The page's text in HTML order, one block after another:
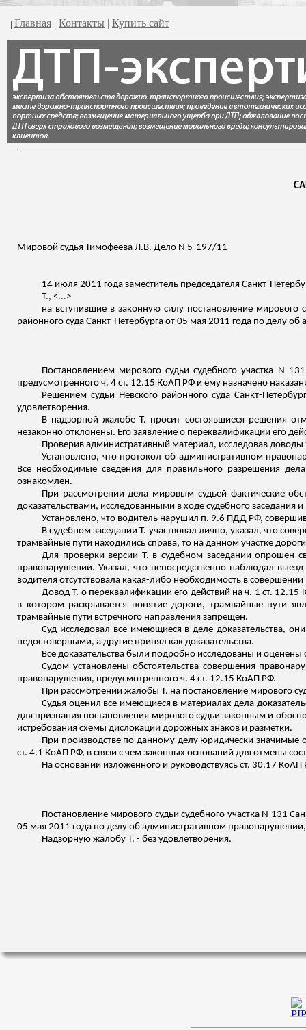
| Главная | Контакты | Купить сайт |
Мировой судья Тимофеева Л.В. Дело N 5-197/11
14 июля 2011 года заместитель председателя Санкт-
Т., <...>
на вступившие в законную силу постановление мирового
районного суда Санкт-Петербурга от 05 мая 2011 года по делу
Постановлением мирового судьи судебного участка N
предусмотренного ч. 4 ст. 12.15 КоАП РФ и ему назначено
Решением судьи Невского районного суда Санкт-
удовлетворения.
В надзорной жалобе Т. просит состоявшиеся решения
незаконно отклонены. Его заявление о переквалификации его
Проверив административный материал, исследовав
Установлено, что протокол об административном
Все необходимые сведения для правильного разрешения
ознакомлен.
При рассмотрении дела мировым судьей фактические
доказательствами, исследованными в ходе судебного
Установлено, что водитель нарушил п. 9.6 ПДД РФ,
В судебном заседании Т. участвовал лично, указал, что
трамвайные пути находились справа, то на данном участке
Для проверки версии Т. в судебном заседании опрошен
правонарушении. Указал, что непосредственно наблюдал
водителя отсутствовала какая-либо необходимость в
Довод Т. о переквалификации его действий на ч. 1 ст.
в котором раскрывается понятие дороги, трамвайные пути
трамвайные пути встречного направления запрещен.
Суд исследовал все имеющиеся в деле доказательства,
недостоверными, а другие принял как доказательства.
Все доказательства были подробно исследованы и
Судом установлены обстоятельства совершения
правонарушения, предусмотренного ч. 4 ст. 12.15 КоАП РФ.
При рассмотрении жалобы Т. на постановление мирового
Судья оценил все имеющиеся в материалах дела
для признания постановления мирового судьи законным и
истребования схемы дислокации дорожных знаков и разметки.
При производстве по данному делу юридически значимые
ст. 4.1 КоАП РФ, в связи с чем законных оснований для отмены
На основании изложенного и руководствуясь ст. 30.17 КоАП
Постановление мирового судьи судебного участка N 131
05 мая 2011 года по делу об административном
Надзорную жалобу Т. - без удовлетворения.